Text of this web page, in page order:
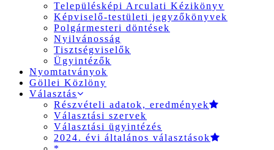
Településképi Arculati Kézikönyv
Képviselő-testületi jegyzőkönyvek
Polgármesteri döntések
Nyilvánosság
Tisztségviselők
Ügyintézők
Nyomtatványok
Göllei Közlöny
Választás
Részvételi adatok, eredmények
Választási szervek
Választási ügyintézés
2024. évi általános választások